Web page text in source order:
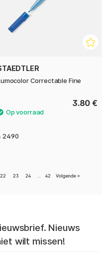
Correctable Fine
3.80 €
2490
22 23 24 42 Volgende »
Nieuws
wilt missen!